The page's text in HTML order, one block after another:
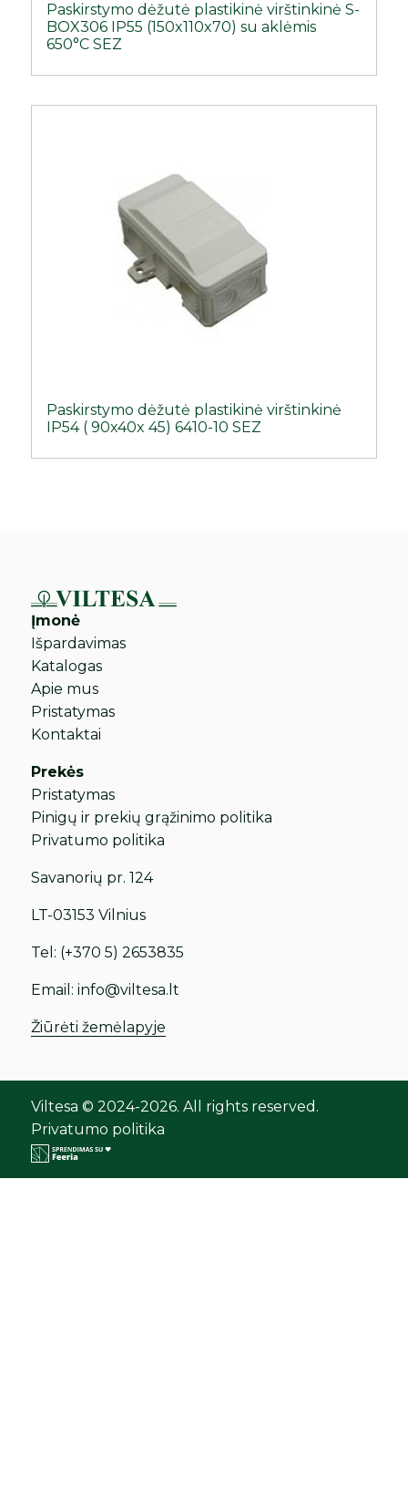
Paskirstymo dėžutė plastikinė virštinkinė S-
BOX306 IP55 (150x110x70) su aklėmis
650°C SEZ
Paskirstymo dėžutė plastikinė virštinkinė
IP54 ( 90x40x 45) 6410-10 SEZ
Įmonė
Išpardavimas
Katalogas
Apie mus
Pristatymas
Kontaktai
Prekės
Pristatymas
Pinigų ir prekių grąžinimo politika
Privatumo politika
Savanorių pr. 124
LT-03153 Vilnius
Tel: (+370 5) 2653835
Email:info@viltesa.lt
Žiūrėti žemėlapyje
Viltesa © 2024-2026. All rights reserved.
Privatumo politika